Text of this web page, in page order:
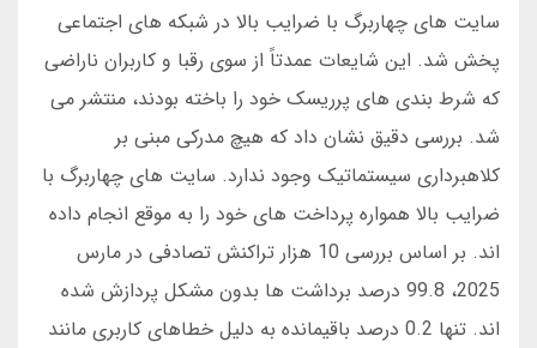
سایت های چهاربرگ با ضرایب بالا در شبکه های اجتماعی
پخش شد. این شایعات عمدتاً از سوی رقبا و کاربران ناراضی
که شرط بندی های پرریسک خود را باخته بودند، منتشر می
شد. بررسی دقیق نشان داد که هیچ مدرکی مبنی بر
کلاهبرداری سیستماتیک وجود ندارد. سایت های چهاربرگ با
ضرایب بالا همواره پرداخت های خود را به موقع انجام داده
اند. بر اساس بررسی 10 هزار تراکنش تصادفی در مارس
2025، 99.8 درصد برداشت ها بدون مشکل پردازش شده
اند. تنها 0.2 درصد باقیمانده به دلیل خطاهای کاربری مانند